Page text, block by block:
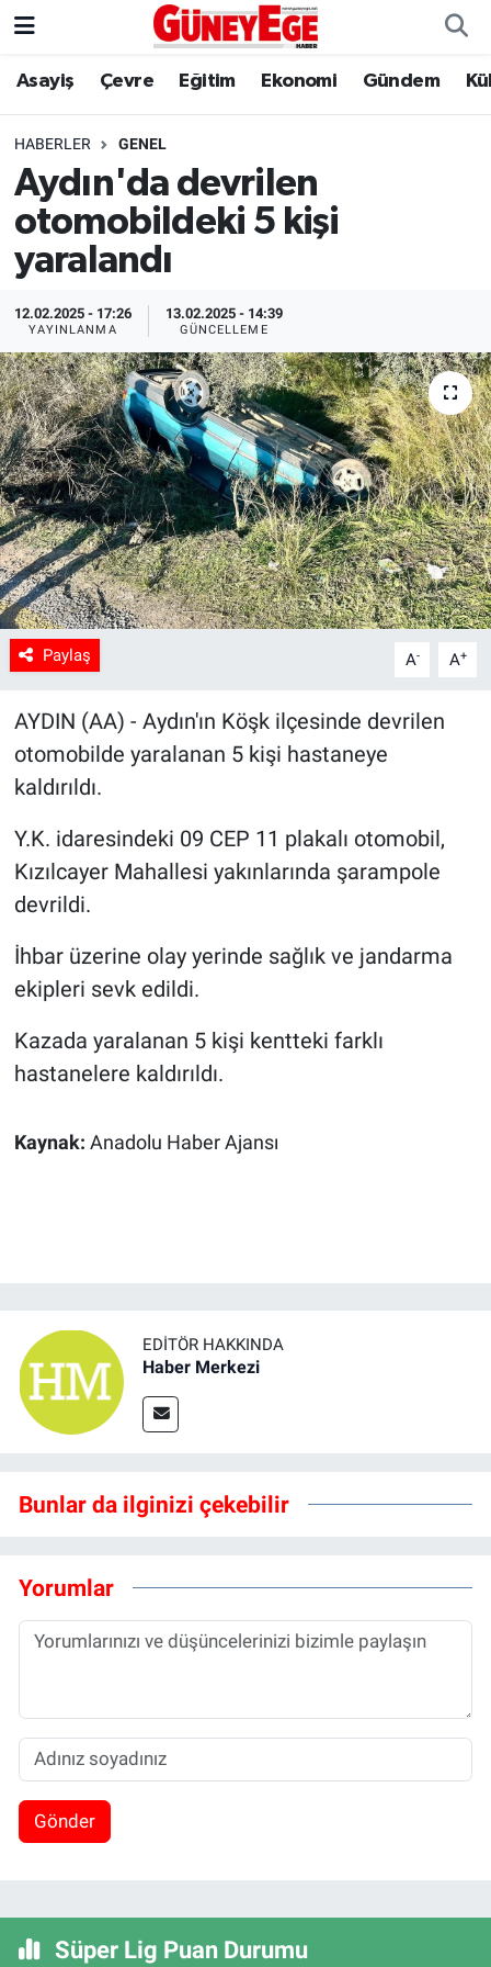
Asayiş Çevre Eğitim Ekonomi Gündem
HABERLER GENEL
Aydın'da devrilen
otomobildeki 5 kişi
yaralandı
12.02.2025 - 17:26
YAYINLANMA
13.02.2025 - 14:39
GÜNCELLEME
Paylaş A- A+
AYDIN (AA) - Aydın'ın Köşk ilçesinde devrilen
otomobilde yaralanan 5 kişi hastaneye
kaldırıldı.
Y.K. idaresindeki 09 CEP 11 plakalı otomobil,
Kızılcayer Mahallesi yakınlarında şarampole
devrildi.
İhbar üzerine olay yerinde sağlık ve jandarma
ekipleri sevk edildi.
Kazada yaralanan 5 kişi kentteki farklı
hastanelere kaldırıldı.
Kaynak: Anadolu Haber Ajansı
EDITÖR HAKKINDA
Haber Merkezi
Bunlar da ilginizi çekebilir
Yorumlar
Gönder
Süper Lig Puan Durumu
Asayiş
Çevre
Eğitim
Ekonomi
Gündem
Kültür Sanat
Magazin
Politika
Sağlık
Spor
Yaşam
İstanbul Hava Durumu
İstanbul Trafik Yoğunluk Haritası
Süper Lig Puan Durumu ve Fikstür
Tüm Manşetler
Son Dakika Haberleri
Haber Arşivi